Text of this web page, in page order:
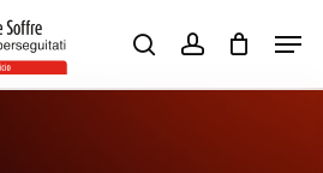
searchaccount